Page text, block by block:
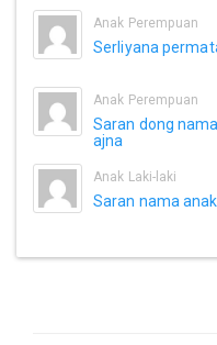
Anak Perempuan
Serliyana
Anak Perempuan
Saran dong
ajna
Anak Laki-laki
Saran nama